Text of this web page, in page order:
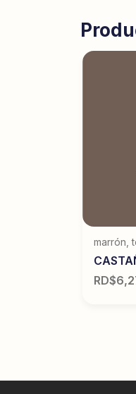
marrón ,
RD$